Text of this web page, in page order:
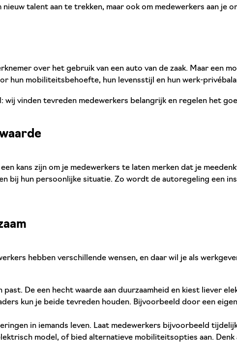
talent aan te trekken, maar ook om medewerkers aan je
over het gebruik van een auto van de zaak. Maar een
hun mobiliteitsbehoefte, hun levensstijl en hun werk-
vinden tevreden medewerkers belangrijk en regelen het
kans zijn om je medewerkers te laten merken dat je
bij hun persoonlijke situatie. Zo wordt de autoregeling een
hebben verschillende wensen, en daar wil je als
past. De een hecht waarde aan duurzaamheid en kiest liever
kun je beide tevreden houden. Bijvoorbeeld door een
in iemands leven. Laat medewerkers bijvoorbeeld
model, of bied alternatieve mobiliteitsopties aan. Denk